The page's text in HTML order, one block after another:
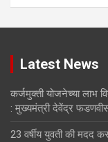
Latest News
कर्जमुक्ती योजनेच्या लाभ
: मुख्यमंत्री देवेंद्र
23 वर्षीय युवती की मदद